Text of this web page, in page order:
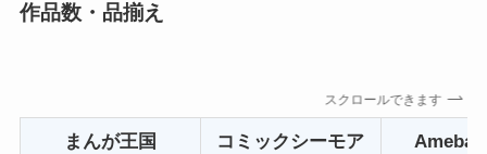
作品数・品揃え
スクロールできます
まんが王国 コミックシーモア Ameba